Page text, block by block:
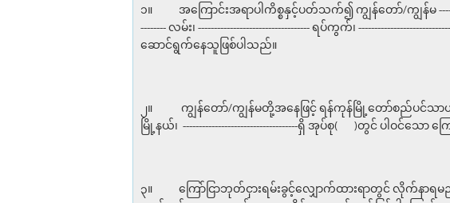
၁။ အကြောင်းအရာပါကိစ္စနှင့်ပတ်သက်၍ ကျွန်တော်/ကျွန်မ
-------- လမ်း၊ ----------------------------------- ရပ်ကွက်၊
ဆောင်ရွက်နေသူဖြစ်ပါသည်။
၂။ ကျွန်တော်/ကျွန်မတို့အနေဖြင့် ရန်ကုန်မြို့တော်စည်ပင်သာ
မြို့နယ်၊ ------------------------------------ရှိ အုပ်စု( )တွင် ပါ
၃။ ကြော်ငြာဘုတ်ငှားရမ်းခွင့်လျှောက်ထားရာတွင် လိုက်နာရမည့်